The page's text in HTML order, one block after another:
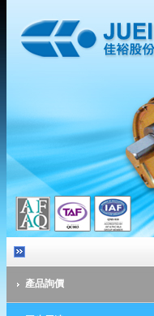
產品詢價